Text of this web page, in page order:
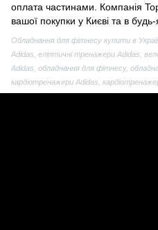
оплата частинами. Компанія
вашої покупки у Києві та в
Обладнання для фітнесу купити в
Adidas, еліптичні тренажери Adidas,
Adidas, обладнання для фітнесу,
кардіотренажери Adidas,